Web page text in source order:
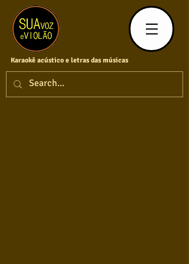
Karaokê acústico e letras das músicas